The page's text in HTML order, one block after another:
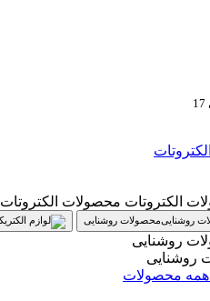
محصولات الکتروتات
محصولات روشنایی
روشنایی
محصولات